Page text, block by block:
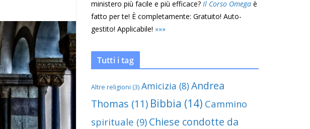
ministero più facile e più efficace? Il Corso Omega è
fatto per te! È completamente: Gratuito! Auto-
gestito! Applicabile! »»»
Tutti i tag
Altre religioni (3) Amicizia (8)Andrea
Thomas (11) Bibbia (14) Cammino
spirituale (9) Chiese condotte da